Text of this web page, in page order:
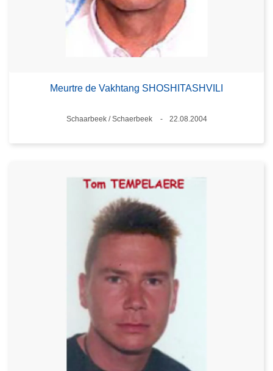
Meurtre de Vakhtang SHOSHITASHVILI
Standort
Schaarbeek / Schaerbeek
22.08.2004